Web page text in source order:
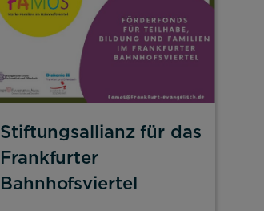
Stiftungsallianz für das
Frankfurter
Bahnhofsviertel